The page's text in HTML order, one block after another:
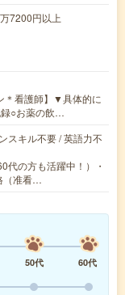
7200円以上
＊看護師】▼具体的に
○お薬の飲…
スキル不要 / 英語力不
の方も活躍中！）・
（准看…
50代
60代